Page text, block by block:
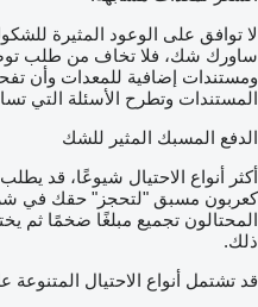
لا توافق على الوعود المثيرة
ساورك شك، فلا تخاف من طلب
ومستندات إضافية للمعدات وأن
المستندات وتطرح الأسئلة التي
الدفع المسبك المثير للشك
أكثر أنواع الاحتيال شيوعًا، قد
كعربون مسبق "لتحجز" حقك في
المحتالون تجميع مبلغًا ضخمًا ثم
ذلك.
قد تشتمل أنواع الاحتيال المتنوعة